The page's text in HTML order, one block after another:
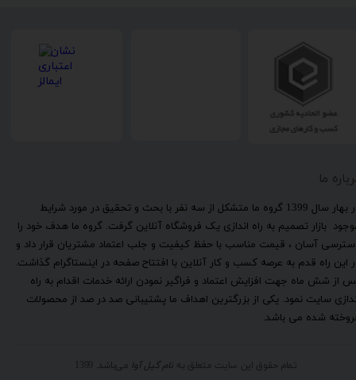
ما
​در بهار سال 1399 گروه ما متشکل از سه نفر با بحث و تحقیق در مورد شرایط
بازار تصمیم به راه اندازی یک فروشگاه آنلاین گرفت. گروه ما هدف خود را
آسان ، قیمت مناسب با حفظ کیفیت و جلب اعتماد مشتریان قرار داد و
این راه قدم به عرصه کسب و کار آنلاین با افتتاح صفحه در اینستاگرام گذاشت.
از شش ماه جهت افزایش اعتماد و فراگیر نمودن ارائه خدمات اقدام به راه
سایت نمود. یکی از بزرگترین اهداف ما پشتیبانی صد در صد از محصولات
شده می باشد.
تمام حقوق این سایت متعلق به نام گیل آوا می‌باشد. 1399